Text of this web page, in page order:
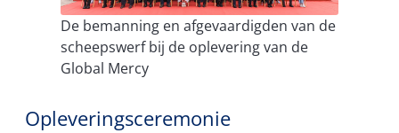
De bemanning en afgevaardigden van de
scheepswerf bij de oplevering van de
Global Mercy
Opleveringsceremonie